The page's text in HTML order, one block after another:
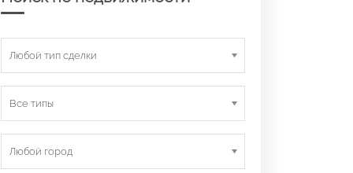
Любой тип сделки
Все типы
Любой город